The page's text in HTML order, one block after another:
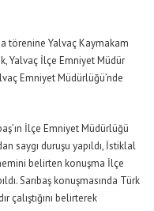
törenine Yalvaç Kaymakam
Yalvaç İlçe Emniyet Müdür
Emniyet Müdürlüğü’nde
İlçe Emniyet Müdürlüğü
saygı duruşu yapıldı, İstiklal
belirten konuşma İlçe
Sarıbaş konuşmasında Türk
çalıştığını belirterek